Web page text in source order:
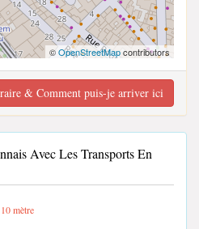
©OpenStreetMapcontributors
& Comment puis-je arriver ici
Avec Les Transports En
mètre